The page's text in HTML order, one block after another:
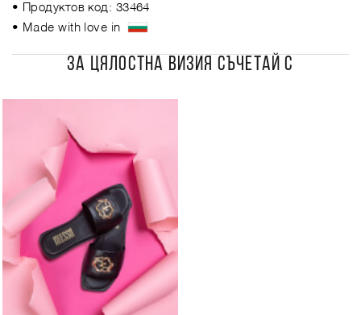
• Продуктов код: 33464
• Made with love in
ЗА ЦЯЛОСТНА ВИЗИЯ СЪЧЕТАЙ С